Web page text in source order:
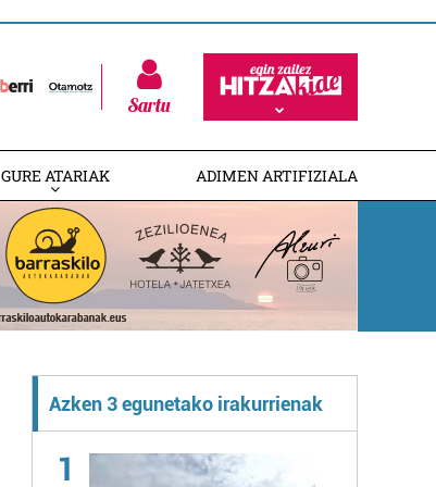
Sartu
GURE ATARIAK ADIMEN ARTIFIZIALA
Azken 3 egunetako irakurrienak
1